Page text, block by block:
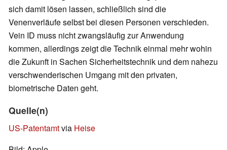
sich damit lösen lassen, schließlich sind die
Venenverläufe selbst bei diesen Personen verschieden.
Vein ID muss nicht zwangsläufig zur Anwendung
kommen, allerdings zeigt die Technik einmal mehr wohin
die Zukunft in Sachen Sicherheitstechnik und dem nahezu
verschwenderischen Umgang mit den privaten,
biometrische Daten geht.
Quelle(n)
US-Patentamtvia Heise